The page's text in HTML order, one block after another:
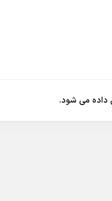
داده می شود.